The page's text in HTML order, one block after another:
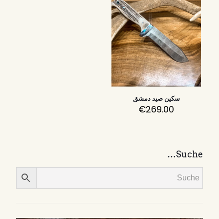
سكين صيد دمشق
€269.00
Suche…